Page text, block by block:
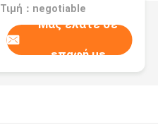
Τιμή：negotiable
Μας ελάτε σε
επαφή με